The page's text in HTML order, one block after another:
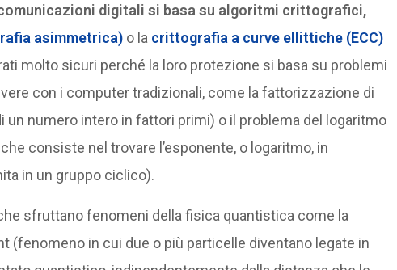
digitali si basa su algoritmi crittografici,
asimmetrica) o la crittografia a curve ellittiche (ECC)
molto sicuri perché la loro protezione si basa su problemi
con i computer tradizionali, come la fattorizzazione di
numero intero in fattori primi) o il problema del logaritmo
consiste nel trovare l’esponente, o logaritmo, in
in un gruppo ciclico).
sfruttano fenomeni della fisica quantistica come la
(fenomeno in cui due o più particelle diventano legate in